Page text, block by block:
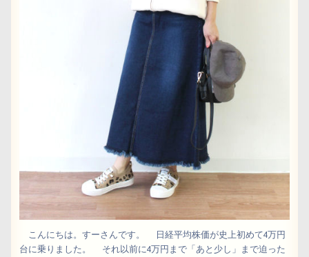
こんにちは。すーさんです。 日経平均株価が史上初めて4万円
台に乗りました。 それ以前に4万円まで「あと少し」まで迫った